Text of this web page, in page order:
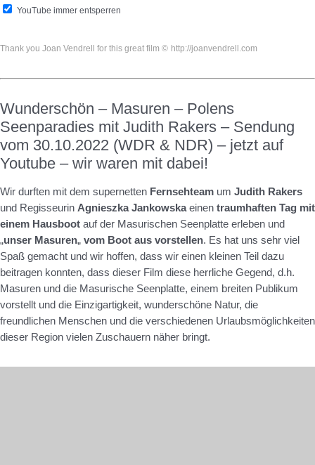
YouTube immer entsperren
Thank you Joan Vendrell for this great film © http://joanvendrell.com
Wunderschön – Masuren – Polens
Seenparadies mit Judith Rakers – Sendung
vom 30.10.2022 (WDR & NDR) – jetzt auf
Youtube – wir waren mit dabei!
Wir durften mit dem supernetten Fernsehteam um Judith Rakers
und Regisseurin Agnieszka Jankowskaeinen traumhaften Tag mit
einem Hausboot auf der Masurischen Seenplatte erleben und
„unser Masuren„ vom Boot aus vorstellen. Es hat uns sehr viel
Spaß gemacht und wir hoffen, dass wir einen kleinen Teil dazu
beitragen konnten, dass dieser Film diese herrliche Gegend, d.h.
Masuren und die Masurische Seenplatte, einem breiten Publikum
vorstellt und die Einzigartigkeit, wunderschöne Natur, die
freundlichen Menschen und die verschiedenen Urlaubsmöglichkeiten
dieser Region vielen Zuschauern näher bringt.